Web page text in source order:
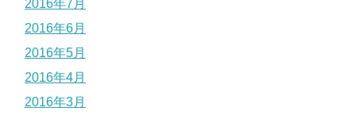
2016年7月
2016年6月
2016年5月
2016年4月
2016年3月